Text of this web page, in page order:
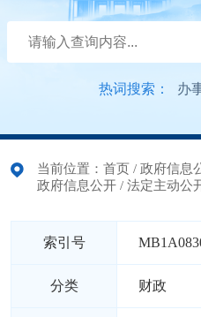
热词搜索： 办
当前位置： 首页 / 政府信息
政府信息公开 / 法定主动公
索引号
分类 财政